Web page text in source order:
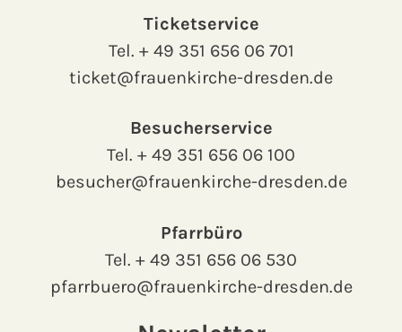
Ticketservice
Tel. + 49 351 656 06 701
ticket@frauenkirche-dresden.de
Besucherservice
Tel. + 49 351 656 06 100
besucher@frauenkirche-dresden.de
Pfarrbüro
Tel. + 49 351 656 06 530
pfarrbuero@frauenkirche-dresden.de